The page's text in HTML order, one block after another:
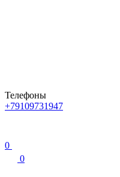
Телефоны
+79109731947
0
0